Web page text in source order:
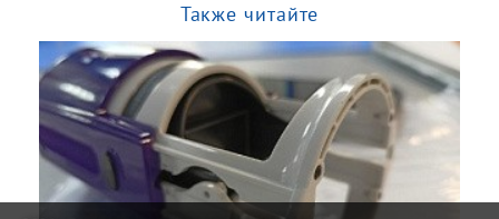
Также читайте